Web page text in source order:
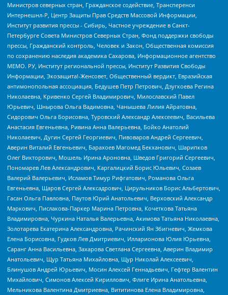
Министров северных стран, Гражданское содействие, Трансперенси
Интернешнл-Р, Центр Защиты Прав Средств Массовой Информации,
Институт развития прессы - Сибирь, Частное учреждение в Санкт-
Петербурге Совета Министров Северных Стран, Фонд поддержки свободы
прессы, Гражданский контроль, Человек и Закон, Общественная комиссия
по сохранению наследия академика Сахарова, Информационное агентство
МЕМО. РУ, Институт региональной прессы, Институт Развития Свободы
Информации, Экозащита!-Женсовет, Общественный вердикт, Евразийская
антимонопольная ассоциация, Бедушев Петр Петрович, Дзугкоева Регина
Николаевна, Кривенко Сергей Владимирович, Милославский Павел
Юрьевич, Шнырова Ольга Вадимовна, Чанышева Лилия Айратовна,
Сидорович Ольга Борисовна, Туровский Александр Алексеевич, Васильева
Анастасия Евгеньевна, Ривина Анна Валерьевна, Бойко Анатолий
Николаевич, Дугин Сергей Георгиевич, Пивоваров Андрей Сергеевич,
Аверин Виталий Евгеньевич, Барахоев Магомед Бекханович, Шарипков
Олег Викторович, Мошель Ирина Ароновна, Шведов Григорий Сергеевич,
Пономарев Лев Александрович, Каргалицкий Борис Юльевич, Созаев
Валерий Валерьевич, Исламов Тимур Рифгатович, Романова Ольга
Евгеньевна, Щаров Сергей Алексадрович, Цирульников Борис Альбертович,
Гасан Ольга Павловна, Паутов Юрий Анатольевич, Верховский Александр
Маркович, Пислакова-Паркер Марина Петровна, Кочеткова Татьяна
Владимировна, Чуркина Наталья Валерьевна, Акимова Татьяна Николаевна,
Золотарева Екатерина Александровна, Рачинский Ян Збигневич, Жемкова
Елена Борисовна, Гудков Лев Дмитриевич, Илларионова Юлия Юрьевна,
Саранг Анна Васильевна, Захарова Светлана Сергеевна, Аверин Владимир
Анатольевич, Щур Татьяна Михайловна, Щур Николай Алексеевич,
Блинушов Андрей Юрьевич, Мосин Алексей Геннадьевич, Гефтер Валентин
Михайлович, Симонов Алексей Кириллович, Флиге Ирина Анатольевна,
Мельникова Валентина Дмитриевна, Вититинова Елена Владимировна,